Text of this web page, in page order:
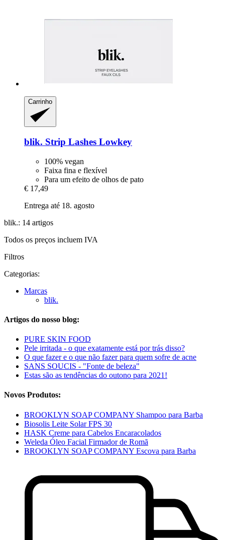
Carrinho
blik. Strip Lashes Lowkey
100% vegan
Faixa fina e flexível
Para um efeito de olhos de pato
€ 17,49
Entrega até 18. agosto
blik.: 14 artigos
Todos os preços incluem IVA
Filtros
Categorias:
Marcas
blik.
Artigos do nosso blog:
PURE SKIN FOOD
Pele irritada - o que exatamente está por trás disso?
O que fazer e o que não fazer para quem sofre de acne
SANS SOUCIS - "Fonte de beleza"
Estas são as tendências do outono para 2021!
Novos Produtos:
BROOKLYN SOAP COMPANY Shampoo para Barba
Biosolis Leite Solar FPS 30
HASK Creme para Cabelos Encaracolados
Weleda Óleo Facial Firmador de Romã
BROOKLYN SOAP COMPANY Escova para Barba